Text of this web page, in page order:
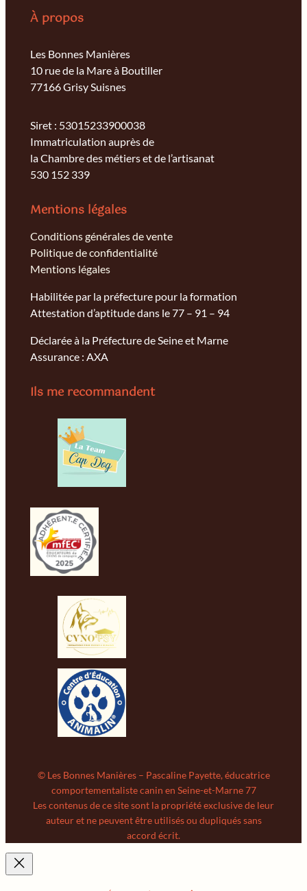
À propos
Les Bonnes Manières
10 rue de la Mare à Boutiller
77166 Grisy Suisnes
Siret : 53015233900038
Immatriculation auprès de
la Chambre des métiers et de l’artisanat
530 152 339
Mentions légales
Conditions générales de vente
Politique de confidentialité
Mentions légales
Habilitée par la préfecture pour la formation
Attestation d’aptitude dans le 77 – 91 – 94
Déclarée à la Préfecture de Seine et Marne
Assurance : AXA
Ils me recommandent
© Les Bonnes Manières – Pascaline Payette, éducatrice
comportementaliste canin en Seine-et-Marne 77
Les contenus de ce site sont la propriété exclusive de leur
auteur et ne peuvent être utilisés ou dupliqués sans
accord écrit.